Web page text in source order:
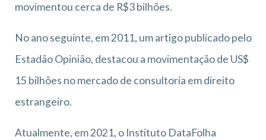
movimentou cerca de R$3 bilhões.
No ano seguinte, em 2011, um artigo publicado pelo
Estadão Opinião, destacou a movimentação de US$
15 bilhões no mercado de consultoria em direito
estrangeiro.
Atualmente, em 2021, o Instituto DataFolha